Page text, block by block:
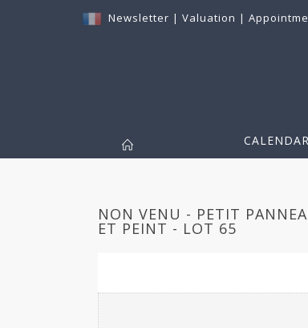
Newsletter | Valuation |
CALENDAR
NON VENU - PETIT
ET PEINT - LOT 65